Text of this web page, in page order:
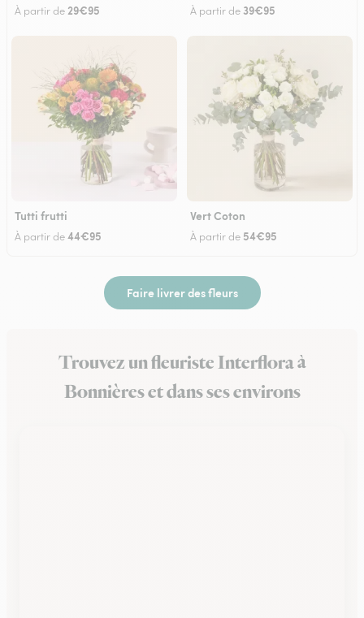
À partir de 29€95 À partir de 39€95
Tutti frutti
À partir de44€95
Vert Coton
À partir de 54€95
Faire livrer des fleurs
Trouvez un fleuriste Interflora à
Bonnières et dans ses environs